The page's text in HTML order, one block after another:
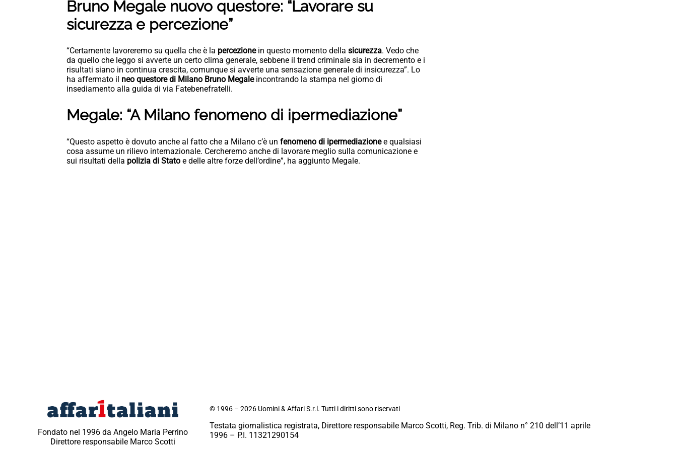
Bruno Megale nuovo questore: “Lavorare su
sicurezza e percezione”
“Certamente lavoreremo su quella che è la percezionein questo momento della sicurezza. Vedo che
da quello che leggo si avverte un certo clima generale, sebbene il trend criminale sia in decremento e i
risultati siano in continua crescita, comunque si avverte una sensazione generale di insicurezza”. Lo
ha affermato il neo questore di Milano Bruno Megaleincontrando la stampa nel giorno di
insediamento alla guida di via Fatebenefratelli.
Megale: “A Milano fenomeno di ipermediazione”
“Questo aspetto è dovuto anche al fatto che a Milano c’è un fenomeno di ipermediazionee qualsiasi
cosa assume un rilievo internazionale. Cercheremo anche di lavorare meglio sulla comunicazione e
sui risultati della polizia di Stato e delle altre forze dell’ordine”, ha aggiunto Megale.
Fondato nel 1996 da Angelo Maria Perrino
Direttore responsabile Marco Scotti
© 1996 – 2026 Uomini & Affari S.r.l. Tutti i diritti sono riservati
Testata giornalistica registrata, Direttore responsabile Marco Scotti, Reg. Trib. di Milano n° 210 dell’11 aprile
1996 – P.I. 11321290154